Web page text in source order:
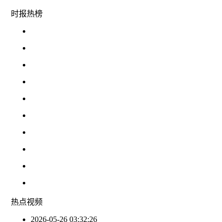
时报热榜
热点视频
2026-05-26 03:32:26